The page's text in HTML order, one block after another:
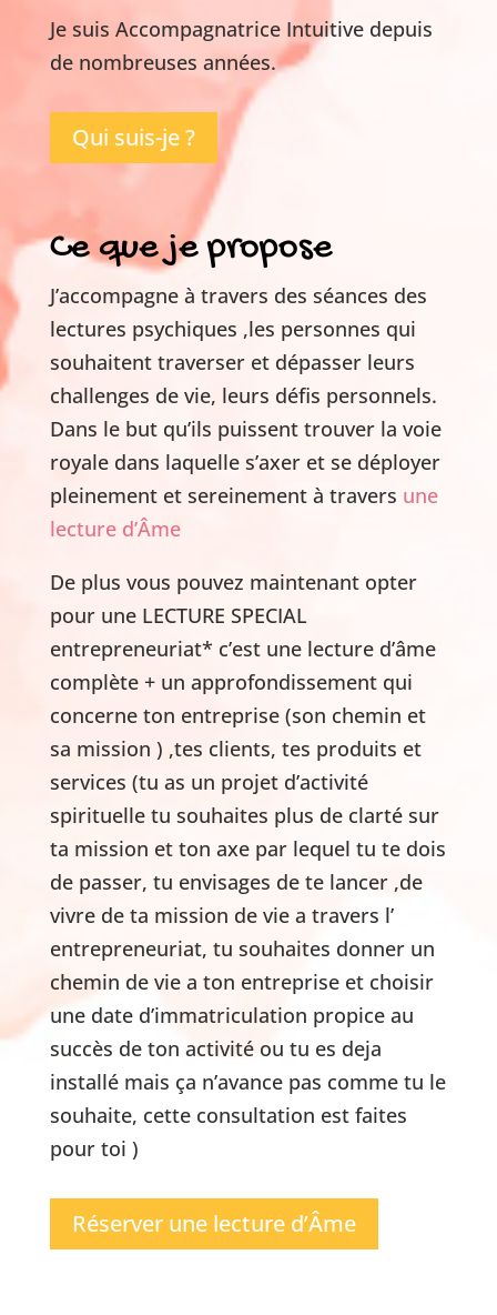
Je suis Accompagnatrice Intuitive depuis
de nombreuses années.
Qui suis-je ?
Ce que je propose
J’accompagne à travers des séances des
lectures psychiques ,les personnes qui
souhaitent traverser et dépasser leurs
challenges de vie, leurs défis personnels.
Dans le but qu’ils puissent trouver la voie
royale dans laquelle s’axer et se déployer
pleinement et sereinement à travers une
lecture d’Âme
De plus vous pouvez maintenant opter
pour une LECTURE SPECIAL
entrepreneuriat* c’est une lecture d’âme
complète + un approfondissement qui
concerne ton entreprise (son chemin et
sa mission ) ,tes clients, tes produits et
services (tu as un projet d’activité
spirituelle tu souhaites plus de clarté sur
ta mission et ton axe par lequel tu te dois
de passer, tu envisages de te lancer ,de
vivre de ta mission de vie a travers l’
entrepreneuriat, tu souhaites donner un
chemin de vie a ton entreprise et choisir
une date d’immatriculation propice au
succès de ton activité ou tu es deja
installé mais ça n’avance pas comme tu le
souhaite, cette consultation est faites
pour toi )
Réserver une lecture d’Âme